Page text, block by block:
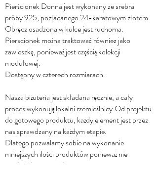
Pierścionek Donna jest wykonany ze srebra
próby 925, pozłacanego 24-karatowym złotem.
Obręcz osadzona w kulce jest ruchoma.
Pierscionek można traktować równiez jako
zawieszkę, ponieważ jest częścią kolekcji
modułowej.
Dostępny w czterech rozmiarach.
Nasza biżuteria jest składana ręcznie, a cały
proces wykonują lokalni rzemieślnicy.Od projektu
do gotowego produktu, każdy element jest przez
nas sprawdzany na każdym etapie.
Dlatego pozwalamy sobie na wykonanie
mniejszych ilości produktów ponieważ nie
produkujemy w nadmiarze.